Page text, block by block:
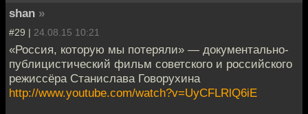
shan »
#29 | 24.08.15 10:21
«Россия, которую мы потеряли» — документально-
публицистический фильм советского и российского
режиссёра Станислава Говорухина
http://www.youtube.com/watch?v=UyCFLRlQ6iE